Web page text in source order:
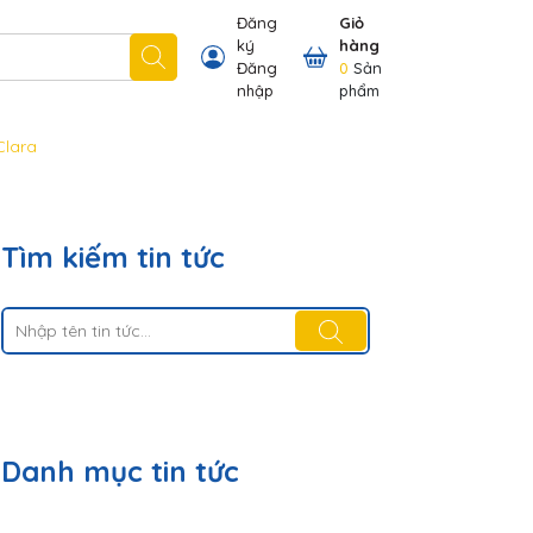
nhãn hiệu chúng tôi có Thông tin khách hàng
Đăng
ký
Đăng
nhập
Giỏ
hàng
0 Sản
phẩm
Tìm kiếm tin tức
Danh mục tin tức